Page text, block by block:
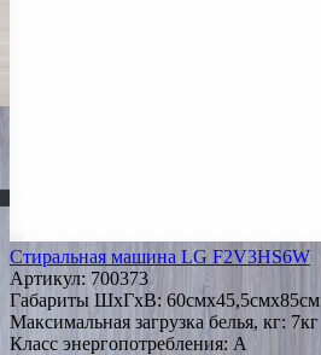
Стиральная машина LG F2V3HS6W
Артикул: 700373
Габариты ШxГxВ: 60смx45,5смx85см
Максимальная загрузка белья, кг: 7кг
Класс энергопотребления: A